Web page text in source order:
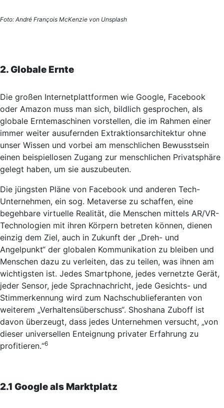
Foto: André François McKenzie von Unsplash
2. Globale Ernte
Die großen Internetplattformen wie Google, Facebook
oder Amazon muss man sich, bildlich gesprochen, als
globale Erntemaschinen vorstellen, die im Rahmen einer
immer weiter ausufernden Extraktionsarchitektur ohne
unser Wissen und vorbei am menschlichen Bewusstsein
einen beispiellosen Zugang zur menschlichen Privatsphäre
gelegt haben, um sie auszubeuten.
Die jüngsten Pläne von Facebook und anderen Tech-
Unternehmen, ein sog. Metaverse zu schaffen, eine
begehbare virtuelle Realität, die Menschen mittels AR/VR-
Technologien mit ihren Körpern betreten können, dienen
einzig dem Ziel, auch in Zukunft der „Dreh- und
Angelpunkt“ der globalen Kommunikation zu bleiben und
Menschen dazu zu verleiten, das zu teilen, was ihnen am
wichtigsten ist. Jedes Smartphone, jedes vernetzte Gerät,
jeder Sensor, jede Sprachnachricht, jede Gesichts- und
Stimmerkennung wird zum Nachschublieferanten von
weiterem „Verhaltensüberschuss“. Shoshana Zuboff ist
davon überzeugt, dass jedes Unternehmen versucht, „von
dieser universellen Enteignung privater Erfahrung zu
profitieren.“6
2.1 Google als Marktplatz